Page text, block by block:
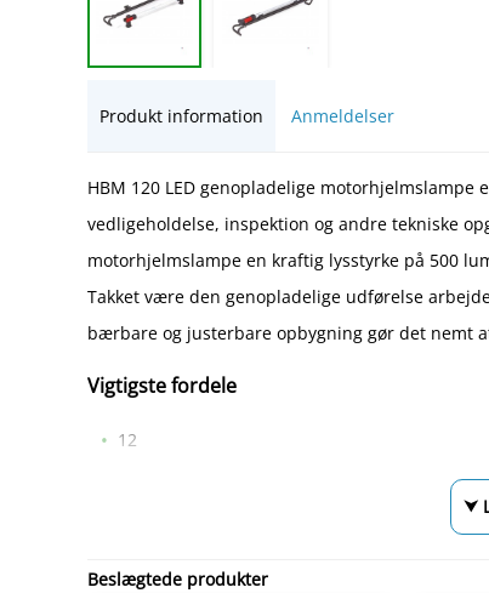
Produkt information Anmeldelser
HBM 120 LED genopladelige
vedligeholdelse, inspektion og andre tekniske
motorhjelmslampe en kraftig lysstyrke på 500
Takket være den genopladelige udførelse
bærbare og justerbare opbygning gør det nemt
Vigtigste fordele
12
⮟
Beslægtede produkter